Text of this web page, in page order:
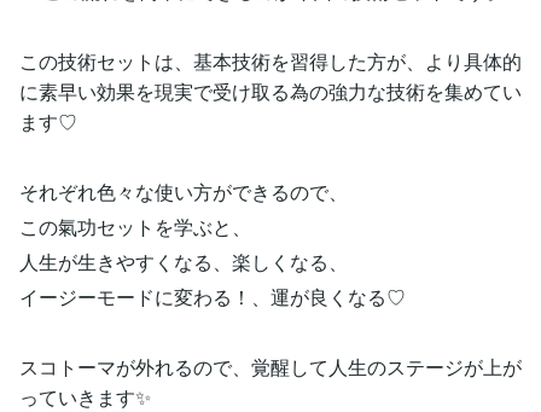
この技術セットは、基本技術を習得した方が、より具体的
に素早い効果を現実で受け取る為の強力な技術を集めてい
ます♡
それぞれ色々な使い方ができるので、
この氣功セットを学ぶと、
人生が生きやすくなる、楽しくなる、
イージーモードに変わる！、運が良くなる♡
スコトーマが外れるので、覚醒して人生のステージが上が
っていきます✨